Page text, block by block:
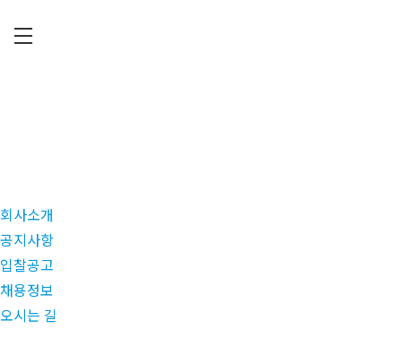
회사소개
공지사항
입찰공고
채용정보
오시는 길